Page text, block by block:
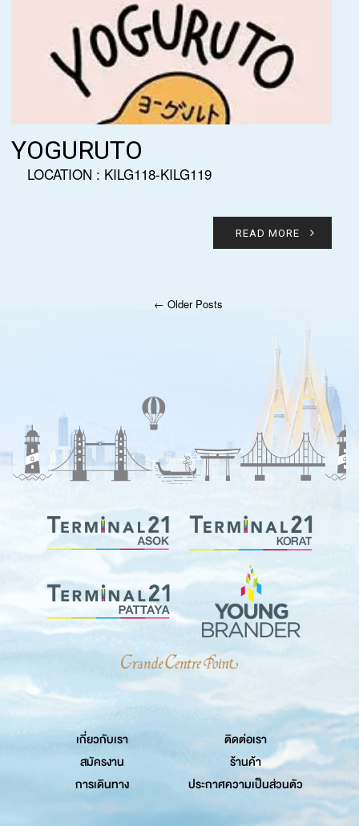
YOGURUTO
LOCATION : KILG118-KILG119
READ MORE
← Older Posts
เกี่ยวกับเรา
ติดต่อเรา
สมัครงาน
ร้านค้า
การเดินทาง
ประกาศความเป็นส่วนตัว